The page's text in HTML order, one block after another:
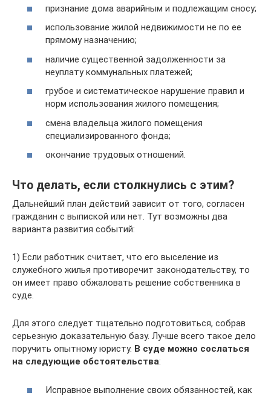
признание дома аварийным и подлежащим сносу;
использование жилой недвижимости не по ее
прямому назначению;
наличие существенной задолженности за
неуплату коммунальных платежей;
грубое и систематическое нарушение правил и
норм использования жилого помещения;
смена владельца жилого помещения
специализированного фонда;
окончание трудовых отношений.
Что делать, если столкнулись с этим?
Дальнейший план действий зависит от того, согласен
гражданин с выпиской или нет. Тут возможны два
варианта развития событий:
1) Если работник считает, что его выселение из
служебного жилья противоречит законодательству, то
он имеет право обжаловать решение собственника в
суде.
Для этого следует тщательно подготовиться, собрав
серьезную доказательную базу. Лучше всего такое дело
поручить опытному юристу. В суде можно сослаться
на следующие обстоятельства:
Исправное выполнение своих обязанностей, как